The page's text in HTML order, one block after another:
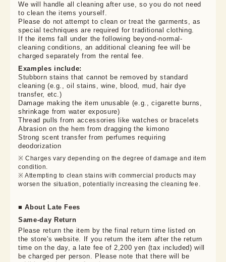
We will handle all cleaning after use, so you do not need
to clean the items yourself.
Please do not attempt to clean or treat the garments, as
special techniques are required for traditional clothing.
If the items fall under the following beyond-normal-
cleaning conditions, an additional cleaning fee will be
charged separately from the rental fee.
Examples include:
Stubborn stains that cannot be removed by standard
cleaning (e.g., oil stains, wine, blood, mud, hair dye
transfer, etc.)
Damage making the item unusable (e.g., cigarette burns,
shrinkage from water exposure)
Thread pulls from accessories like watches or bracelets
Abrasion on the hem from dragging the kimono
Strong scent transfer from perfumes requiring
deodorization
※ Charges vary depending on the degree of damage and item
condition.
※ Attempting to clean stains with commercial products may
worsen the situation, potentially increasing the cleaning fee.
■ About Late Fees
Same-day Return
Please return the item by the final return time listed on
the store's website. If you return the item after the return
time on the day, a late fee of 2,200 yen (tax included) will
be charged per person. Please note that there will be